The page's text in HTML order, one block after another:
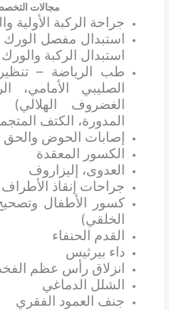
مجالات
جراحة الركبة الأولية
استبدال مفصل
استبدال الركبة
طب الرياضة –
الصليبي الأمامي،
الغضروف الهلالي)
المدورة، الكتف
إصابات الحوض والحق
الكسور المعقدة
العدوى، إليزاروف
جراحات إنقاذ
كسور الأطفال
الخلقي)
القدم الحنفاء
داء بيرثيس
انزلاق رأس عظم
الشلل الدماغي
جنف العمود الفقري